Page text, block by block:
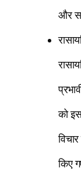
और
को
किए